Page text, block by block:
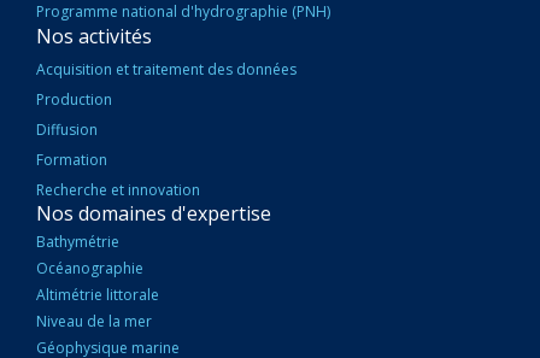
Programme national d'hydrographie (PNH)
Nos activités
Acquisition et traitement des données
Production
Diffusion
Formation
Recherche et innovation
Nos domaines d'expertise
Bathymétrie
Océanographie
Altimétrie littorale
Niveau de la mer
Géophysique marine